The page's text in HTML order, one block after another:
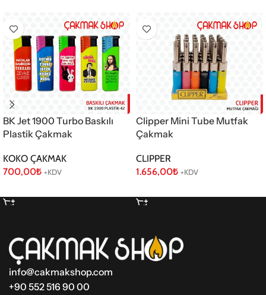
BK Jet 1900 Turbo Baskılı
Plastik Çakmak
KOKO ÇAKMAK
700,00₺ +KDV
Clipper Mini Tube Mutfak
Çakmak
CLIPPER
1.656,00₺ +KDV
info@cakmakshop.com
+90 552 516 90 00